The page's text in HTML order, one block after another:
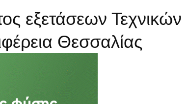
εξετάσεων Τεχνικών
Θεσσαλίας